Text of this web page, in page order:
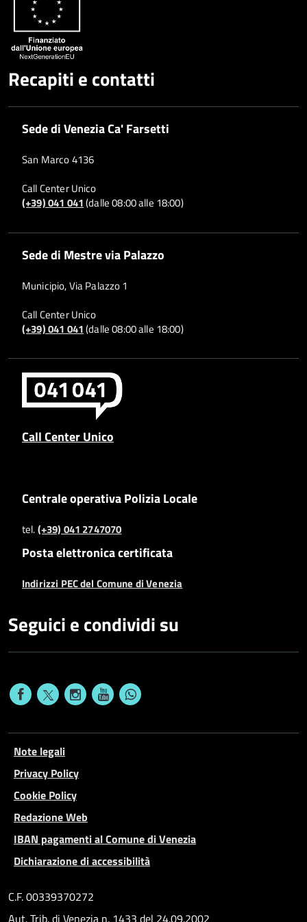
Recapiti e contatti
Sede di Venezia Ca' Farsetti
San Marco 4136
Call Center Unico
(+39) 041 041(dalle 08:00 alle 18:00)
Sede di Mestre via Palazzo
Municipio, Via Palazzo 1
Call Center Unico
(+39) 041 041(dalle 08:00 alle 18:00)
Call Center Unico
Centrale operativa Polizia Locale
tel.(+39) 041 2747070
Posta elettronica certificata
Indirizzi PEC del Comune di Venezia
Seguici e condividi su
Note legali
Privacy Policy
Cookie Policy
Redazione Web
IBAN pagamenti al Comune di Venezia
Dichiarazione di accessibilità
C.F. 00339370272
Aut. Trib. di Venezia n. 1433 del 24.09.2002